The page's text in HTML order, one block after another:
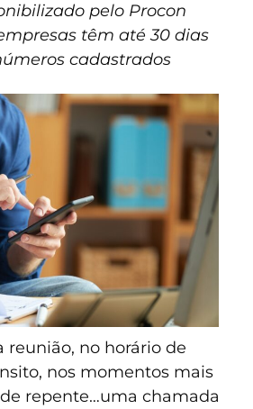
pelo Procon
têm até 30 dias
cadastrados
reunião, no horário de
nos momentos mais
repente…uma chamada